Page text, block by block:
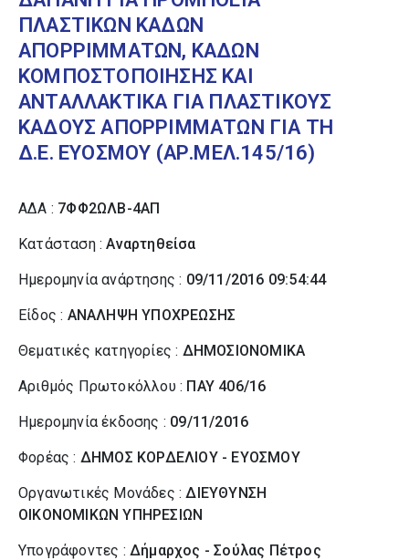
ΠΛΑΣΤΙΚΩΝ ΚΑΔΩΝ
ΑΠΟΡΡΙΜΜΑΤΩΝ, ΚΑΔΩΝ
ΚΟΜΠΟΣΤΟΠΟΙΗΣΗΣ ΚΑΙ
ΑΝΤΑΛΛΑΚΤΙΚΑ ΓΙΑ ΠΛΑΣΤΙΚΟΥΣ
ΚΑΔΟΥΣ ΑΠΟΡΡΙΜΜΑΤΩΝ ΓΙΑ ΤΗ
Δ.Ε. ΕΥΟΣΜΟΥ (ΑΡ.ΜΕΛ.145/16)
ΑΔΑ : 7ΦΦ2ΩΛΒ-4ΑΠ
Κατάσταση :Αναρτηθείσα
Ημερομηνία ανάρτησης : 09/11/2016 09:54:44
Είδος : ΑΝΑΛΗΨΗ ΥΠΟΧΡΕΩΣΗΣ
Θεματικές κατηγορίες : ΔΗΜΟΣΙΟΝΟΜΙΚΑ
Αριθμός Πρωτοκόλλου : ΠΑΥ 406/16
Ημερομηνία έκδοσης : 09/11/2016
Φορέας : ΔΗΜΟΣ ΚΟΡΔΕΛΙΟΥ - ΕΥΟΣΜΟΥ
Οργανωτικές Μονάδες :ΔΙΕΥΘΥΝΣΗ
ΟΙΚΟΝΟΜΙΚΩΝ ΥΠΗΡΕΣΙΩΝ
Υπογράφοντες : Δήμαρχος - Σούλας Πέτρος